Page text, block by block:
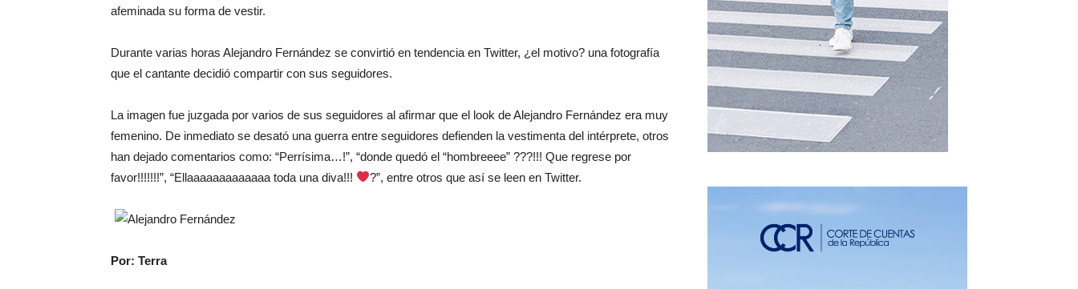
afeminada su forma de vestir.
Durante varias horas Alejandro Fernández se convirtió en tendencia en Twitter, ¿el motivo? una fotografía
que el cantante decidió compartir con sus seguidores.
La imagen fue juzgada por varios de sus seguidores al afirmar que el look de Alejandro Fernández era muy
femenino. De inmediato se desató una guerra entre seguidores defienden la vestimenta del intérprete, otros
han dejado comentarios como: “Perrísima…!”, “donde quedó el “hombreeee” ???!!! Que regrese por
favor!!!!!!!”, “Ellaaaaaaaaaaaaa toda una diva!!!
?”, entre otros que así se leen en Twitter.
Por: Terra